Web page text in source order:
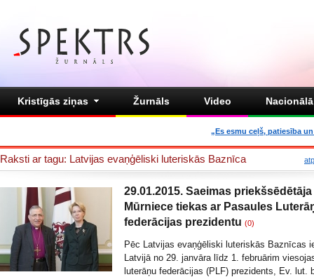
Kristīgās ziņas Žurnāls Video
„Es esmu ceļš, patiesība
Raksti ar tagu: Latvijas evaņģēliski luteriskās Baznīca
29.01.2015. Saeimas priekšsēdētāja
Mūrniece tiekas ar Pasaules
federācijas prezidentu (0)
Pēc Latvijas evaņģēliski luteriskās Baznīcas
Latvijā no 29. janvāra līdz 1. februārim
luterāņu federācijas (PLF) prezidents, Ev. lut.